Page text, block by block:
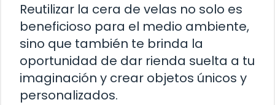
Reutilizar la cera de velas no solo es
beneficioso para el medio ambiente,
sino que también te brinda la
oportunidad de dar rienda suelta a tu
imaginación y crear objetos únicos y
personalizados.